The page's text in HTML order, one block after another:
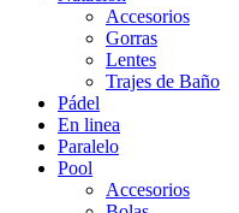
Accesorios
Gorras
Lentes
Trajes de Baño
Pádel
En linea
Paralelo
Pool
Accesorios